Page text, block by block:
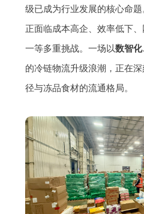
级已成为行业发展的核心命
正面临成本高企、效率低下
一等多重挑战。一场以数智
的冷链物流升级浪潮，正在
径与冻品食材的流通格局。